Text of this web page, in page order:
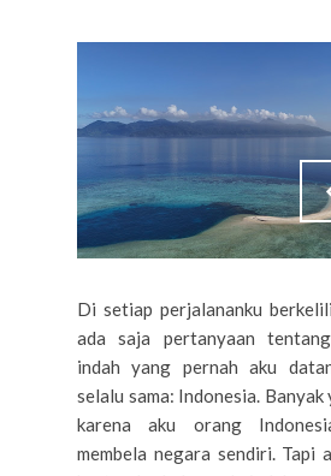
Di setiap perjalananku
ada saja pertanyaan
indah yang pernah aku
selalu sama: Indonesia.
karena aku orang
membela negara sendiri. Tapi